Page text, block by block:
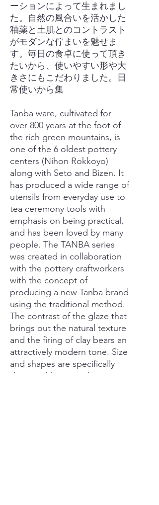
ーションによって生まれまし
た。自然の風合いを活かした
釉薬と土肌とのコントラスト
がモダンな佇まいを魅せま
す。毎日の食卓に使って頂き
たいから、使いやすい形や大
きさにもこだわりました。日
常使いから集
Tanba ware, cultivated for
over 800 years at the foot of
the rich green mountains, is
one of the 6 oldest pottery
centers (Nihon Rokkoyo)
along with Seto and Bizen. It
has produced a wide range of
utensils from everyday use to
tea ceremony tools with
emphasis on being practical,
and has been loved by many
people. The TANBA series
was created in collaboration
with the pottery craftworkers
with the concept of
producing a new Tanba brand
using the traditional method.
The contrast of the glaze that
brings out the natural texture
and the firing of clay bears an
attractively modern tone. Size
and shapes are specifically
designed for everyday use.